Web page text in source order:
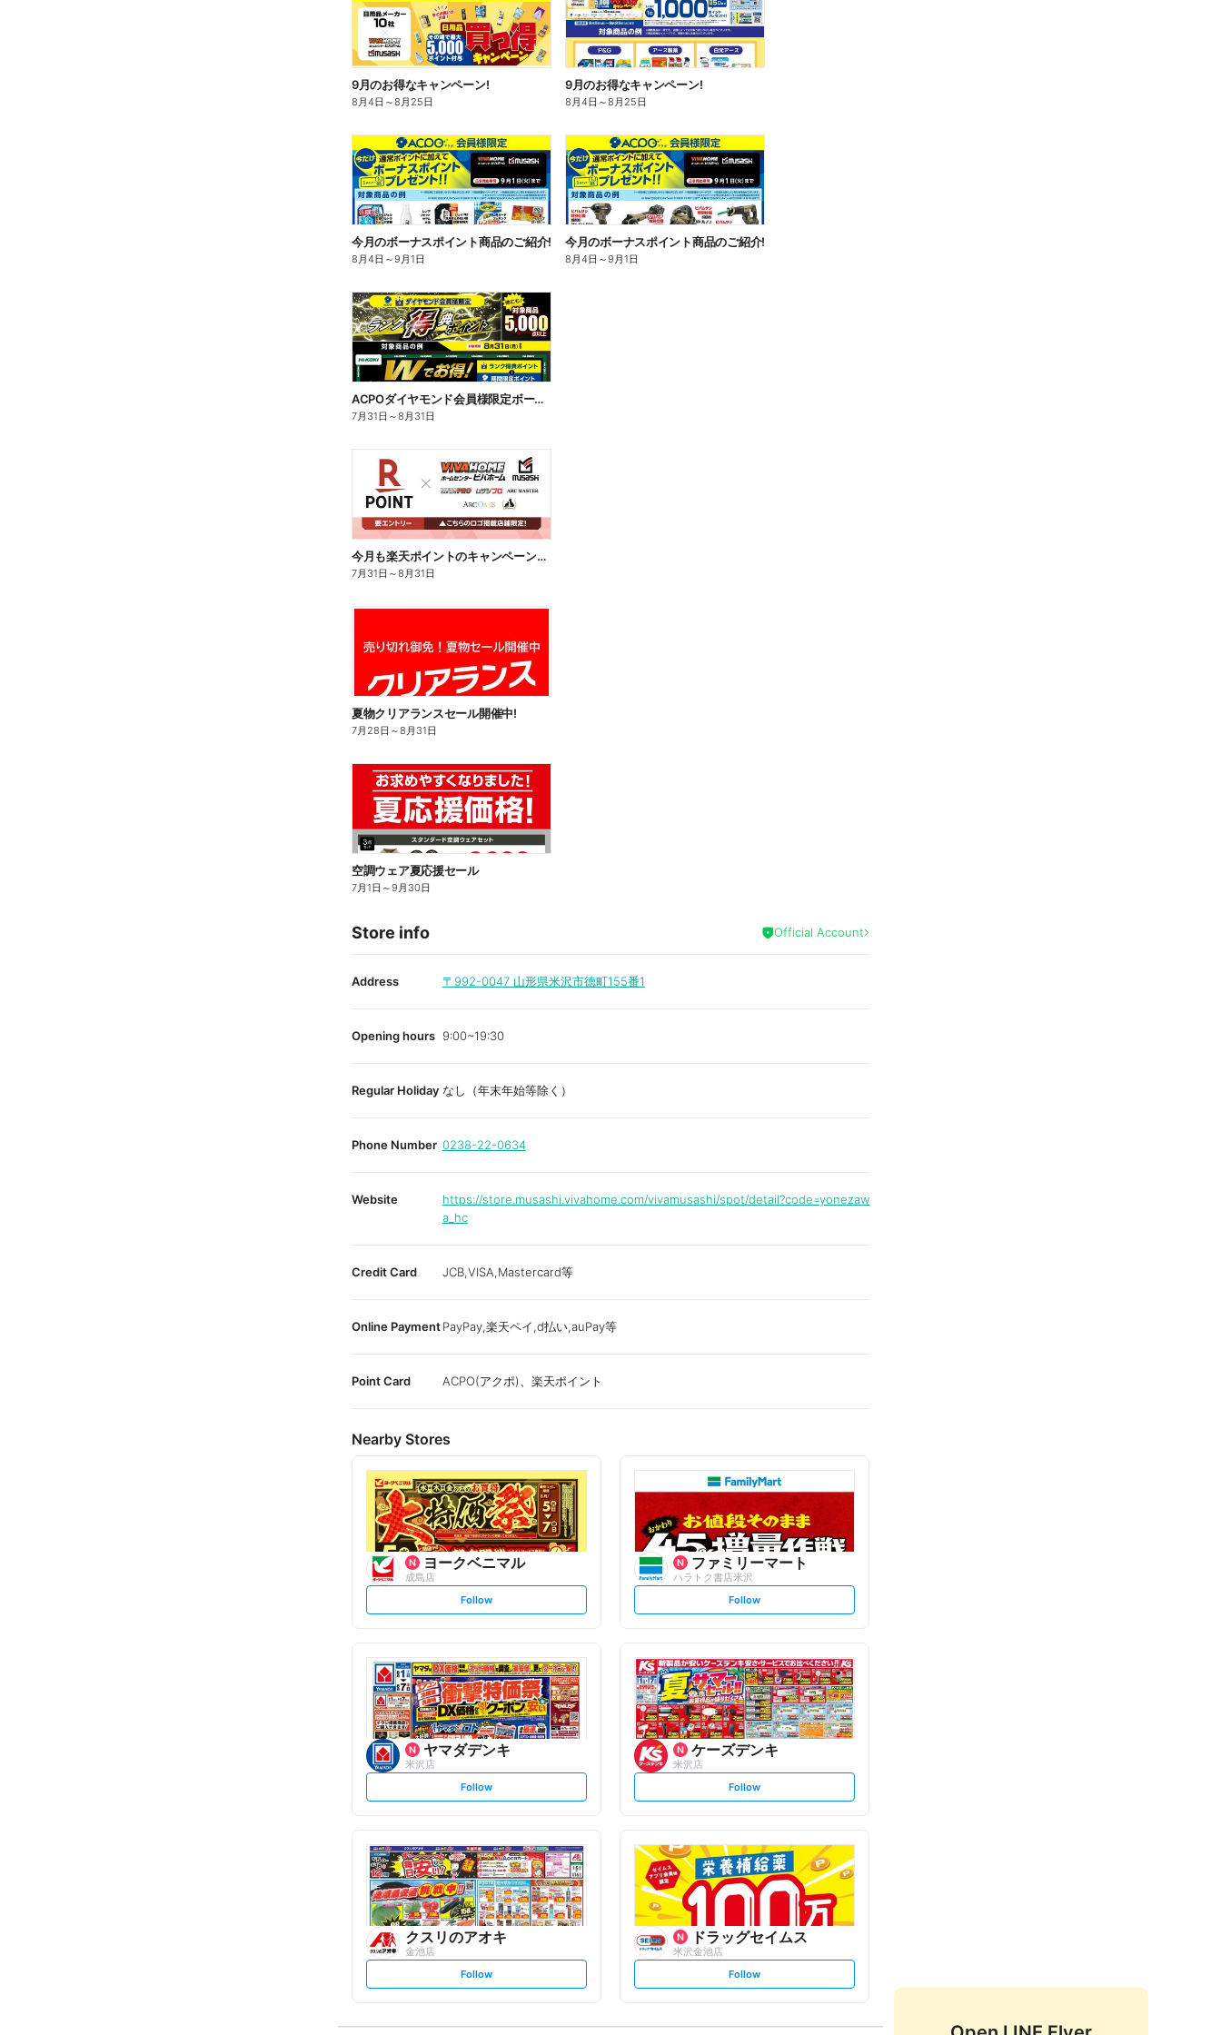
9月のお得なキャンペーン!
8月4日 ～8月25日
9月のお得なキャンペーン!
8月4日 ～8月25日
今月のボーナスポイント商品のご紹介!
8月4日 ～9月1日
今月のボーナスポイント商品のご紹介!
8月4日 ～9月1日
ACPOダイヤモンド会員様限定ボーナスポイント8/31まで!
7月31日 ～8月31日
今月も楽天ポイントのキャンペーン開催中!
7月31日 ～8月31日
夏物クリアランスセール開催中!
7月28日 ～8月31日
空調ウェア夏応援セール
7月1日 ～9月30日
Store info Official Account
Address 〒992-0047 山形県米沢市徳町155番1
Opening hours 9:00~19:30
Regular Holiday なし（年末年始等除く）
Phone Number 0238-22-0634
Website
https://store.musashi.vivahome.com/vivamusashi/spot/detail?code=yonezaw
a_hc
Credit Card JCB,VISA,Mastercard等
Online PaymentPayPay,楽天ペイ,d払い,auPay等
Point Card ACPO(アクポ)、楽天ポイント
Nearby Stores
ヨークベニマル
成島店
s
t
o
w
Follow
ファミリーマート
ハラトク書店米沢
s
t
l
o
w
Follow
ヤマダデンキ
米沢店
s
t
l
o
w
Follow
ケーズデンキ
米沢店
s
t
l
o
w
Follow
クスリのアオキ
金池店
s
t
Follow
ドラッグセイムス
米沢金池店
s
t
Follow